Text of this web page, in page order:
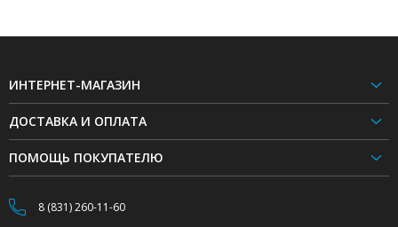
ИНТЕРНЕТ-МАГАЗИН
ДОСТАВКА И ОПЛАТА
ПОМОЩЬ ПОКУПАТЕЛЮ
8 (831) 260-11-60